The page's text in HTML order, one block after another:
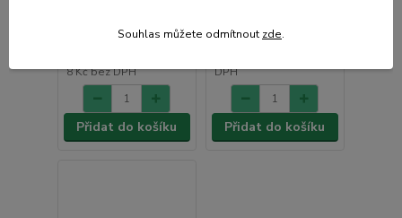
8 Kčbez DPH
prac. dnů
Přidat do košíku
16 Kč
DPH
Přidat do košíku
Souhlas můžete odmítnout zde.